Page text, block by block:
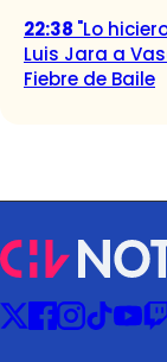
22:38 "Lo
Luis Jara a
Fiebre de Baile